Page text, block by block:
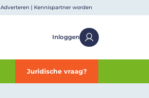
Adverteren | Kennispartner worden
Inloggen
Juridische vraag?